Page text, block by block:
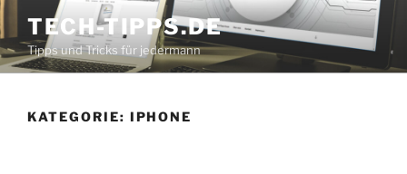
Zum
Inhalt
springen
TECH-TIPPS.DE
Tipps und Tricks für jedermann
KATEGORIE: IPHONE